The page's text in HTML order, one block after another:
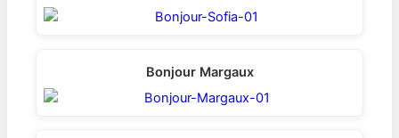
Bonjour Margaux